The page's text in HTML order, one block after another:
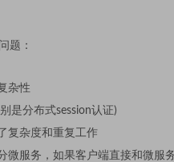
题：
杂性
是分布式session认证)
复杂度和重复工作
微服务，如果客户端直接和微服